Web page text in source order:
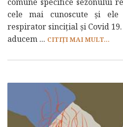
cele mai cunoscute și
respirator sincițial și Covid
aducem ... CITIȚI MAI MULT...